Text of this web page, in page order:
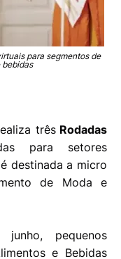
para segmentos de
bebidas
trêsRodadas
para setores
destinada a micro
de Moda e
pequenos
e Bebidas